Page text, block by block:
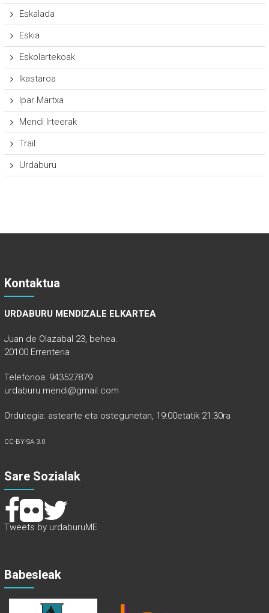
Eskalada
Eskia
Eskolartekoak
Ikastaroa
Ipar Martxa
Mendi Irteerak
Trail
Urdaburu
Kontaktua
URDABURU MENDIZALE ELKARTEA
Juan de Olazabal 23, behea.
20100 Errenteria
Telefonoa: 943527879
urdaburu.mendi@gmail.com
Ordutegia: astearte eta ostegunetan, 19:00etatik 21:30ra
CC-BY-SA 3.0
Sare Sozialak
Tweets by urdaburuME
Babesleak